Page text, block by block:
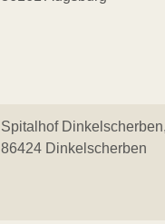
Spitalhof Dinkelscherben,
86424 Dinkelscherben